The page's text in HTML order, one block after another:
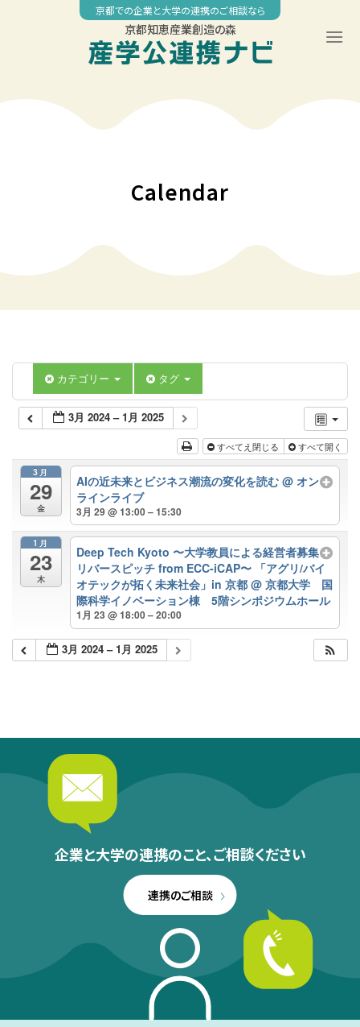
京都での企業と大学の連携のご相談なら
京都知恵産業創造の森
Calendar
カテゴリー タグ
3月 2024 – 1月 2025
すべてえ閉じる すべて開く
3月
29
金
AIの近未来とビジネス潮流の変化を読む@ オン
ラインライブ
3月 29 @ 13:00 – 15:30
1月
23
木
Deep Tech Kyoto 〜大学教員による経営者募集
リバースピッチ from ECC-iCAP〜 「アグリ/バイ
オテックが拓く未来社会」in 京都@ 京都大学 国
際科学イノベーション棟 5階シンポジウムホール
1月 23 @ 18:00 – 20:00
3月 2024 – 1月 2025
企業と大学の連携のこと、ご相談ください
連携のご相談